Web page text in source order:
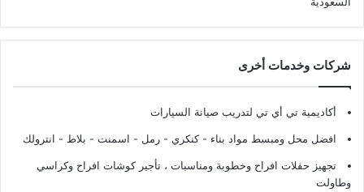
شركات وخدمات أخرى
أكاديمية تي أي تي لتدريب صيانة السيارات
افضل محل ومبسط مواد بناء - كنكري - رمل - اسمنت - بلاط - انترولك
تجهيز حفلات افراح وخطوبة ومناسبات ، تأجير كوشات افراح وكراسي
وطاولت